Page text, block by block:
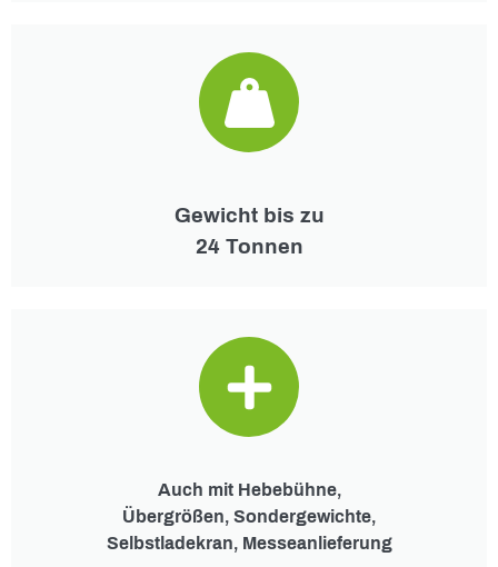
Gewicht bis zu
24 Tonnen
Auch mit Hebebühne,
Übergrößen, Sondergewichte,
Selbstladekran, Messeanlieferung